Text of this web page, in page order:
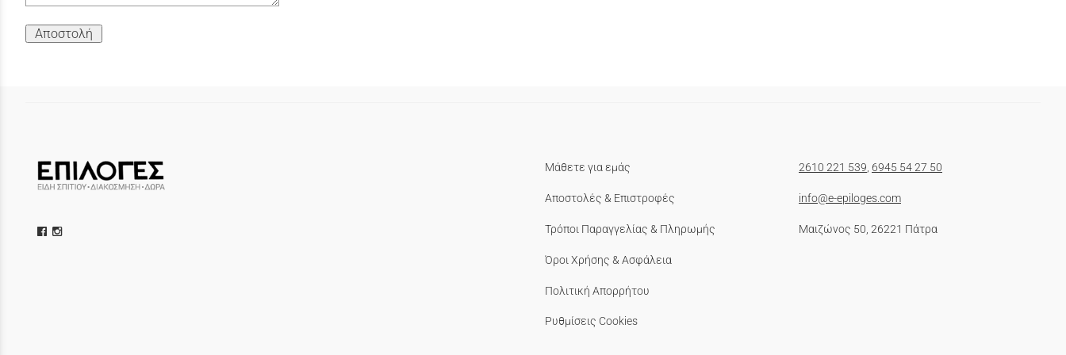
Αποστολή
Μάθετε για εμάς
Αποστολές & Επιστροφές
Τρόποι Παραγγελίας & Πληρωμής
Όροι Χρήσης & Ασφάλεια
Πολιτική Απορρήτου
Ρυθμίσεις Cookies
2610 221 539, 6945 54 27 50
info@e-epiloges.com
Μαιζώνος 50, 26221 Πάτρα